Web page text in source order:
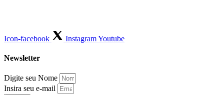
Icon-facebook InstagramYoutube
Newsletter
Digite seu Nome
Insira seu e-mail